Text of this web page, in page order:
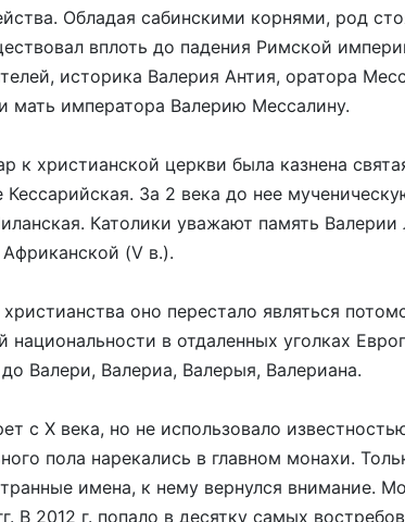
Обладая сабинскими корнями, род
вплоть до падения Римской
историка Валерия Антия, оратора
мать императора Валерию Мессалину.
к христианской церкви была казнена
За 2 века до нее
Католики уважают память
(V в.).
оно перестало являться
национальности в отдаленных уголках
Валери, Валериа, Валерыя, Валериана.
с Х века, но не использовало
пола нарекались в главном монахи.
имена, к нему вернулся внимание.
В 2012 г. попало в десятку самых